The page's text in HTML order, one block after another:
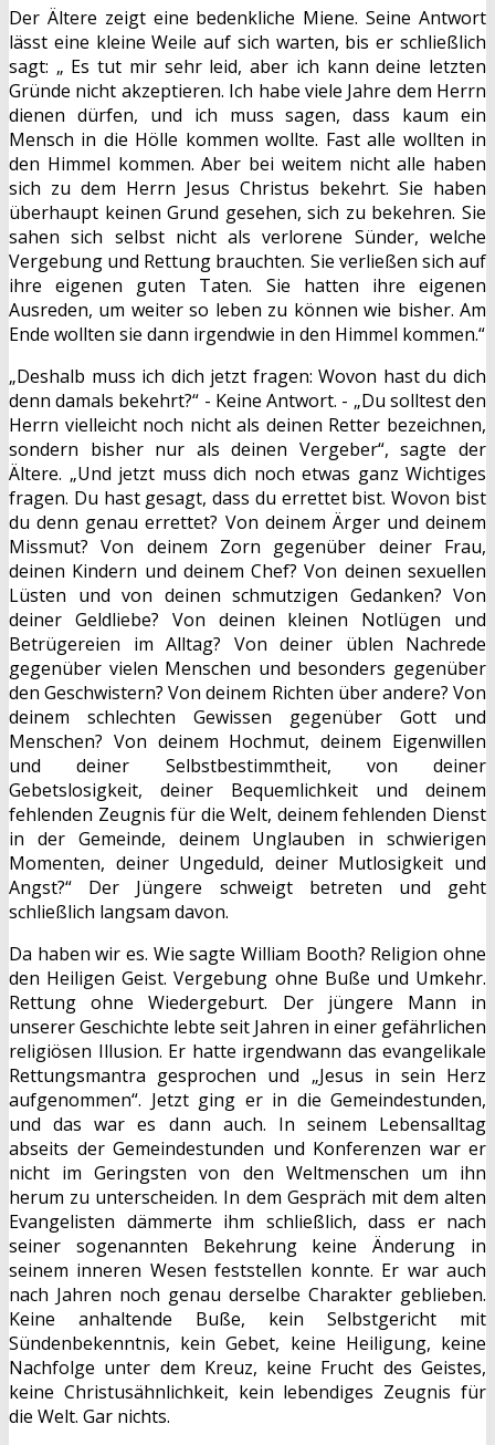
Der Ältere zeigt eine bedenkliche Miene. Seine Antwort
lässt eine kleine Weile auf sich warten, bis er schließlich
sagt: „ Es tut mir sehr leid, aber ich kann deine letzten
Gründe nicht akzeptieren. Ich habe viele Jahre dem Herrn
dienen dürfen, und ich muss sagen, dass kaum ein
Mensch in die Hölle kommen wollte. Fast alle wollten in
den Himmel kommen. Aber bei weitem nicht alle haben
sich zu dem Herrn Jesus Christus bekehrt. Sie haben
überhaupt keinen Grund gesehen, sich zu bekehren. Sie
sahen sich selbst nicht als verlorene Sünder, welche
Vergebung und Rettung brauchten. Sie verließen sich auf
ihre eigenen guten Taten. Sie hatten ihre eigenen
Ausreden, um weiter so leben zu können wie bisher. Am
Ende wollten sie dann irgendwie in den Himmel kommen.“
„Deshalb muss ich dich jetzt fragen: Wovon hast du dich
denn damals bekehrt?“ - Keine Antwort. - „Du solltest den
Herrn vielleicht noch nicht als deinen Retter bezeichnen,
sondern bisher nur als deinen Vergeber“, sagte der
Ältere. „Und jetzt muss dich noch etwas ganz Wichtiges
fragen. Du hast gesagt, dass du errettet bist. Wovon bist
du denn genau errettet? Von deinem Ärger und deinem
Missmut? Von deinem Zorn gegenüber deiner Frau,
deinen Kindern und deinem Chef? Von deinen sexuellen
Lüsten und von deinen schmutzigen Gedanken? Von
deiner Geldliebe? Von deinen kleinen Notlügen und
Betrügereien im Alltag? Von deiner üblen Nachrede
gegenüber vielen Menschen und besonders gegenüber
den Geschwistern? Von deinem Richten über andere? Von
deinem schlechten Gewissen gegenüber Gott und
Menschen? Von deinem Hochmut, deinem Eigenwillen
und deiner Selbstbestimmtheit, von deiner
Gebetslosigkeit, deiner Bequemlichkeit und deinem
fehlenden Zeugnis für die Welt, deinem fehlenden Dienst
in der Gemeinde, deinem Unglauben in schwierigen
Momenten, deiner Ungeduld, deiner Mutlosigkeit und
Angst?“ Der Jüngere schweigt betreten und geht
schließlich langsam davon.
Da haben wir es. Wie sagte William Booth? Religion ohne
den Heiligen Geist. Vergebung ohne Buße und Umkehr.
Rettung ohne Wiedergeburt. Der jüngere Mann in
unserer Geschichte lebte seit Jahren in einer gefährlichen
religiösen Illusion. Er hatte irgendwann das evangelikale
Rettungsmantra gesprochen und „Jesus in sein Herz
aufgenommen“. Jetzt ging er in die Gemeindestunden,
und das war es dann auch. In seinem Lebensalltag
abseits der Gemeindestunden und Konferenzen war er
nicht im Geringsten von den Weltmenschen um ihn
herum zu unterscheiden. In dem Gespräch mit dem alten
Evangelisten dämmerte ihm schließlich, dass er nach
seiner sogenannten Bekehrung keine Änderung in
seinem inneren Wesen feststellen konnte. Er war auch
nach Jahren noch genau derselbe Charakter geblieben.
Keine anhaltende Buße, kein Selbstgericht mit
Sündenbekenntnis, kein Gebet, keine Heiligung, keine
Nachfolge unter dem Kreuz, keine Frucht des Geistes,
keine Christusähnlichkeit, kein lebendiges Zeugnis für
die Welt. Gar nichts.